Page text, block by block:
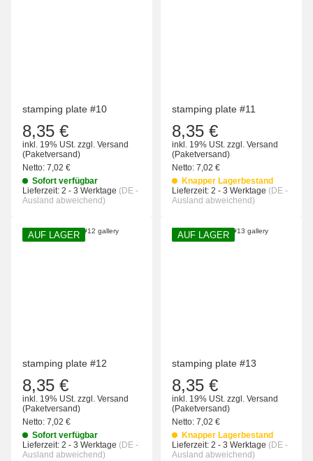
stamping plate #10
8,35 €
inkl. 19% USt. zzgl. Versand
(Paketversand)
Netto: 7,02 €
Sofort verfügbar
Lieferzeit: 2 - 3 Werktage (DE -
Ausland abweichend)
stamping plate #11
8,35 €
inkl. 19% USt. zzgl. Versand
(Paketversand)
Netto: 7,02 €
Knapper Lagerbestand
Lieferzeit: 2 - 3 Werktage (DE -
Ausland abweichend)
AUF LAGER
stamping plate #12
8,35 €
inkl. 19% USt. zzgl. Versand
(Paketversand)
Netto: 7,02 €
Sofort verfügbar
Lieferzeit: 2 - 3 Werktage (DE -
Ausland abweichend)
AUF LAGER
stamping plate #13
8,35 €
inkl. 19% USt. zzgl. Versand
(Paketversand)
Netto: 7,02 €
Knapper Lagerbestand
Lieferzeit: 2 - 3 Werktage (DE -
Ausland abweichend)